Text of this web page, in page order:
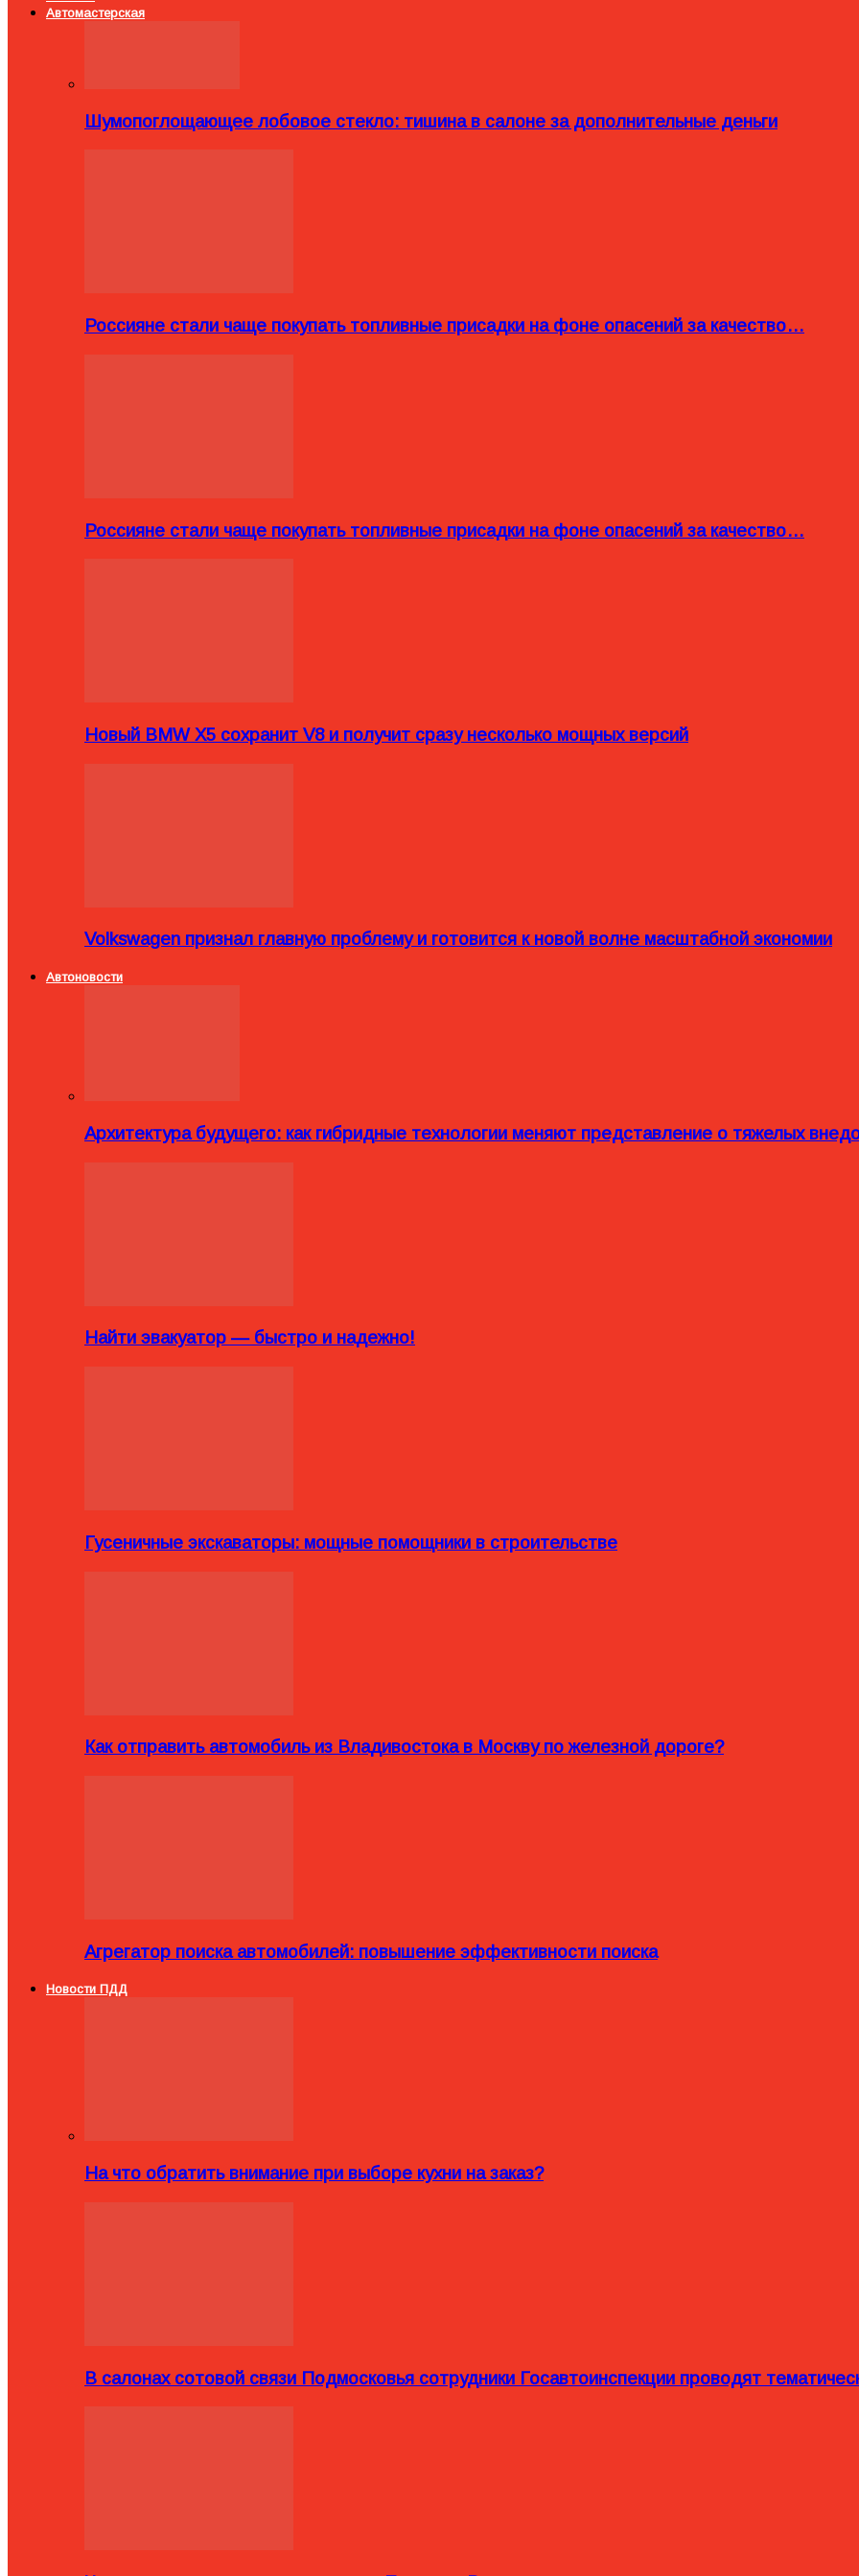
Автомастерская
Шумопоглощающее лобовое стекло: тишина в салоне за дополнительные деньги
Россияне стали чаще покупать топливные присадки на фоне опасений за качество…
Россияне стали чаще покупать топливные присадки на фоне опасений за качество…
Новый BMW X5 сохранит V8 и получит сразу несколько мощных версий
Volkswagen признал главную проблему и готовится к новой волне масштабной экономии
Автоновости
Архитектура будущего: как гибридные технологии меняют представление о тяжелых
Найти эвакуатор — быстро и надежно!
Гусеничные экскаваторы: мощные помощники в строительстве
Как отправить автомобиль из Владивостока в Москву по железной дороге?
Агрегатор поиска автомобилей: повышение эффективности поиска
Новости ПДД
На что обратить внимание при выборе кухни на заказ?
В салонах сотовой связи Подмосковья сотрудники Госавтоинспекции проводят